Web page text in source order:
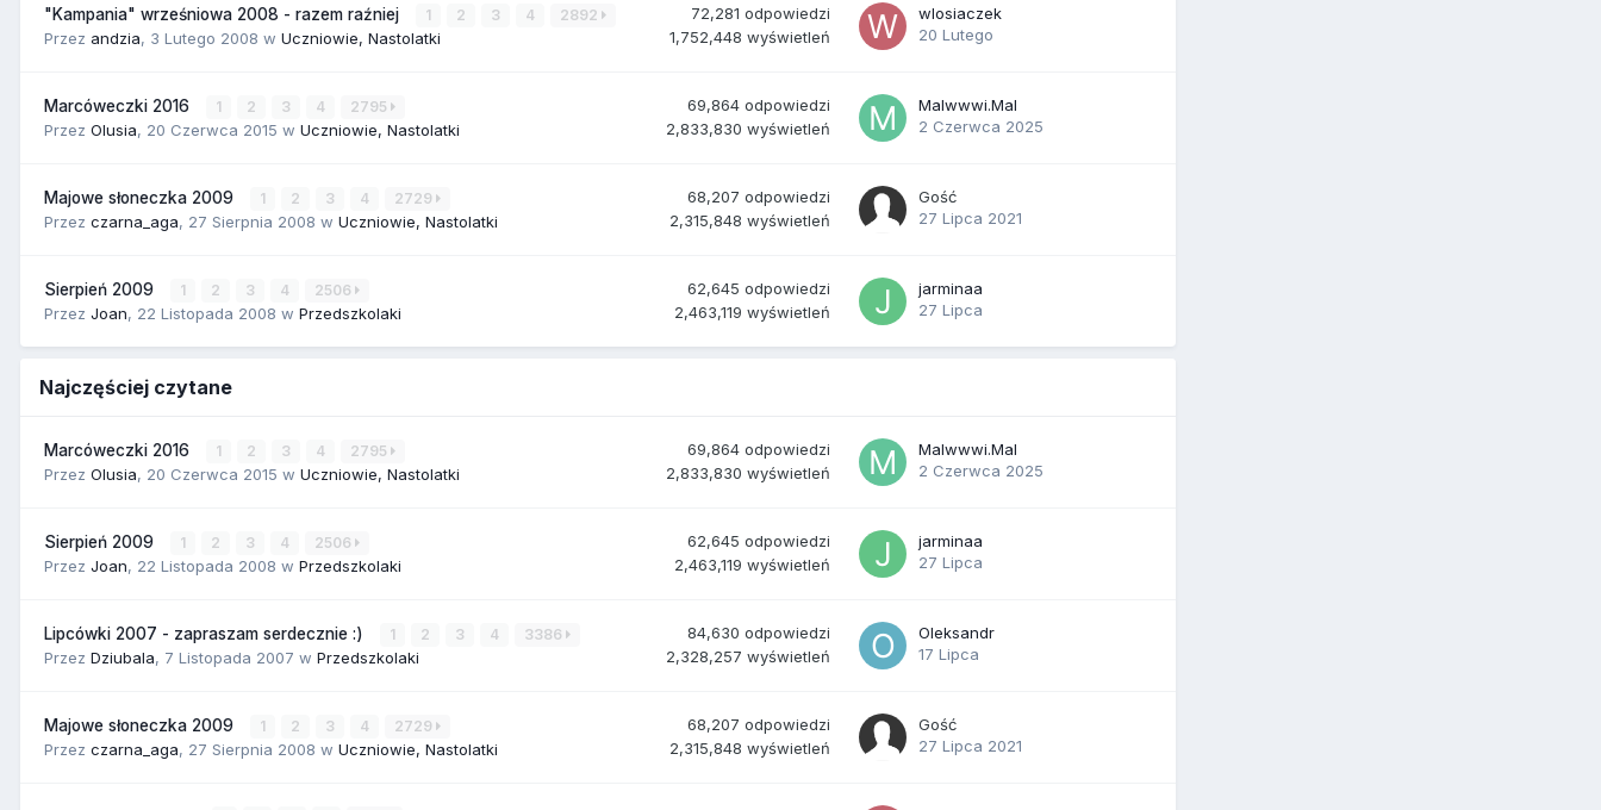
"Kampania" wrześniowa 2008 - razem raźniej 1 2 3 4 2892
Przez andzia, 3 Lutego 2008 w Uczniowie, Nastolatki
72,281 odpowiedzi
1,752,448 wyświetleń
wlosiaczek
20 Lutego
Marcóweczki 2016 1 2 3 4 2795
Przez Olusia, 20 Czerwca 2015 w Uczniowie, Nastolatki
69,864 odpowiedzi
2,833,830 wyświetleń
Malwwwi.Mal
2 Czerwca 2025
Majowe słoneczka 2009 1 2 3 4 2729
Przez czarna_aga, 27 Sierpnia 2008 w Uczniowie, Nastolatki
68,207 odpowiedzi
2,315,848 wyświetleń
Gość
27 Lipca 2021
Sierpień 2009 1 2 3 4 2506
Przez Joan, 22 Listopada 2008 w Przedszkolaki
62,645 odpowiedzi
2,463,119 wyświetleń
jarminaa
27 Lipca
Najczęściej czytane
Marcóweczki 2016 1 2 3 4 2795
Przez Olusia, 20 Czerwca 2015 w Uczniowie, Nastolatki
69,864 odpowiedzi
2,833,830 wyświetleń
Malwwwi.Mal
2 Czerwca 2025
Sierpień 2009 1 2 3 4 2506
Przez Joan, 22 Listopada 2008 w Przedszkolaki
62,645 odpowiedzi
2,463,119 wyświetleń
jarminaa
27 Lipca
Lipcówki 2007 - zapraszam serdecznie :) 1 2 3 4 3386
Przez Dziubala, 7 Listopada 2007 w Przedszkolaki
84,630 odpowiedzi
2,328,257 wyświetleń
Oleksandr
17 Lipca
Majowe słoneczka 2009 1 2 3 4 2729
Przez czarna_aga, 27 Sierpnia 2008 w Uczniowie, Nastolatki
68,207 odpowiedzi
2,315,848 wyświetleń
Gość
27 Lipca 2021